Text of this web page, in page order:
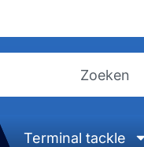
Terminal tackle